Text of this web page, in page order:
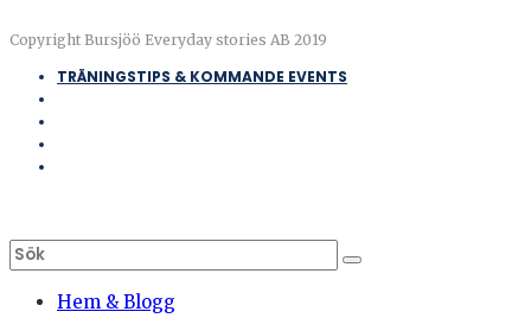
Copyright Bursjöö Everyday stories AB 2019
TRÄNINGSTIPS & KOMMANDE EVENTS
Hem & Blogg